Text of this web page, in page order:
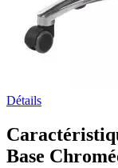
Détails
Base